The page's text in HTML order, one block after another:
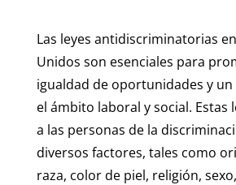
Las leyes antidiscriminatorias
Unidos son esenciales para
igualdad de oportunidades y
el ámbito laboral y social. Estas
a las personas de la
diversos factores, tales como
raza, color de piel, religión,